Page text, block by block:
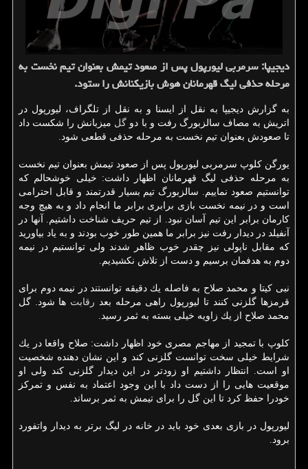
دیجیپا: سرمربی لیورپول پس از صعود تیمش بعنوان تیم نخست به
مرحله حذفی لیگ قهرمانان هوش بازیكنانش را ستود.
به گزارش دیجیپا به نقل از ایسنا و به نقل از تلگراف، لیورپول در
اتریش به مصاف سالزبورگ رفت و با دو گل میزبانش را شكست داد
تا صعودش بعنوان تیم نخست به مرحله حذفی قطعی شود.
یورگن كلوپ سرمربی لیورپول پس از صعود تیمش بعنوان تیم نخست
به مرحله حذفی لیگ قهرمانان اظهار داشت: خیلی خوشحالم كه
توانستیم صعود نماییم. سالزبورگ تیم بسیار قدرتمند و قابل احترامی
است و در نیمه نخست بازی برابری برابر ما انجام داد و به هیچ وجه
كارمان برابر این تیم آسان نبود. از تیم حریف شناخت داشتیم. آنها در
آنفیلد در دیدار رفت نیز برابر ما همین طور خوب بودند و به یاد بیاورید
كه مقابل ناپولی نیز چقدر خوب ظاهر شدند ولی توانستیم در نیمه
دوم به هدفمان برسیم و دست از تلاش نكشیدیم.
نبی كیتا و محمد صلاح به فاصله یك دقیقه توانستند در نیمه دوم برای
قرمزها گلزنی كنند تا لیورپول راهی مرحله بعد رقابت ها شود. گل
محمد صلاح از یك زاویه خیلی بسته به ثمر رسید.
كلوپ با تمجید از مهاجم مصری خود اظهار داشت: صلاح واقعا در یك
شرایط خیلی سخت توانست گلزنی كند و این نشان دهنده شخصیت
او است. انتظار داشتیم او زودتر در این دیدار گلزنی كند ولی او
موقعیت هایی را از دست داد با این وجود اعتماد به نفس و تمركز
خودرا حفظ كرد تا این گل را برای تیمش به ثمر برساند.
لیورپول در بازی بعدی خود باید در خانه در لیگ برتر به دیدار واتفورد
برود.